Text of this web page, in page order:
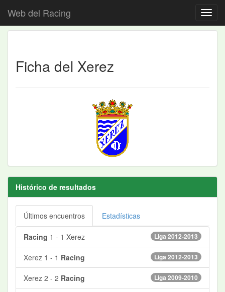
Web del Racing
Ficha del Xerez
Histórico de resultados
Últimos encuentros Estadísticas
Racing 1 - 1 Xerez Liga 2012-2013
Xerez 1 - 1 Racing Liga 2012-2013
Xerez 2 - 2 Racing Liga 2009-2010